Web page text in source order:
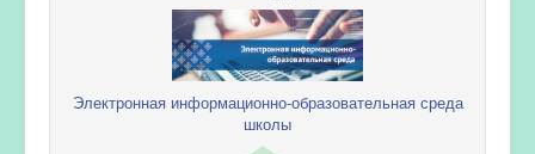
Электронная информационно-образовательная среда
школы